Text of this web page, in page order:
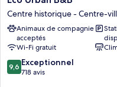
Urban
B&B
Centre
historique
-
Centre-
ville
Centre historique - Centre-
Animaux de compagnie
acceptés
Wi-Fi gratuit
9.6
sur
9,6 Exceptionnel
718 avis